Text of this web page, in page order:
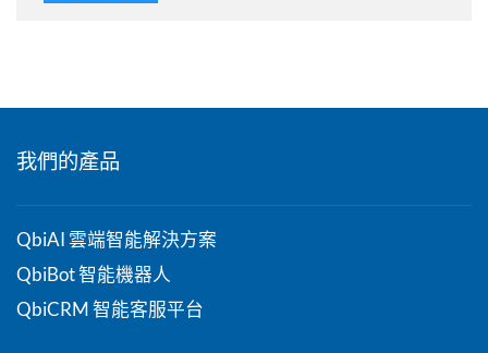
我們的產品
QbiAI 雲端智能解決方案
QbiBot 智能機器人
QbiCRM 智能客服平台